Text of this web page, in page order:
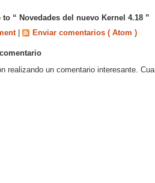
to “ Novedades del nuevo Kernel 4.18 ”
Enviar comentarios ( Atom )
realizando un comentario interesante.